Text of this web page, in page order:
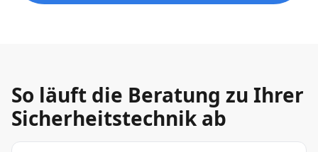
So läuft die Beratung zu Ihrer
Sicherheitstechnik ab